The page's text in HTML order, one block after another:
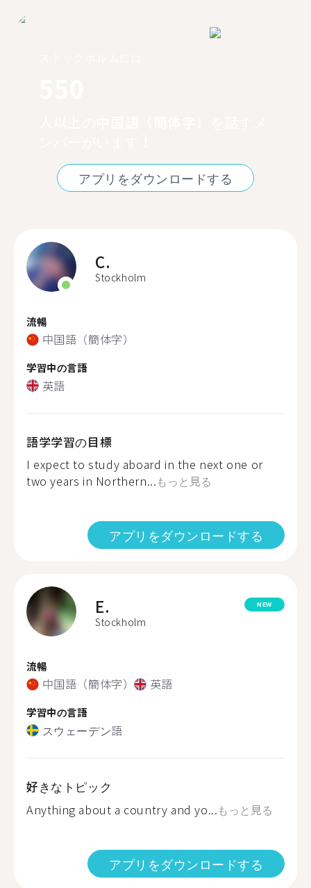
アプリをダウンロードする
C.
Stockholm
流暢
中国語（簡体字）
学習中の言語
英語
語学学習の目標
I expect to study aboard in the next one or
two years in Northern...もっと見る
アプリをダウンロードする
E.
Stockholm
NEW
流暢
中国語（簡体字） 英語
学習中の言語
スウェーデン語
好きなトピック
Anything about a country and yo...もっと見る
アプリをダウンロードする